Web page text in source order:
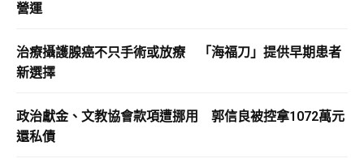
營運
治療攝護腺癌不只手術或放療 「海福刀」提供早期患者
新選擇
政治獻金、文教協會款項遭挪用 郭信良被控拿1072萬元
還私債